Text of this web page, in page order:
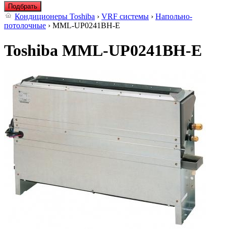
Подбрать
Кондиционеры Toshiba › VRF системы › Напольно-
потолочные › MML-UP0241BH-E
Toshiba MML-UP0241BH-E